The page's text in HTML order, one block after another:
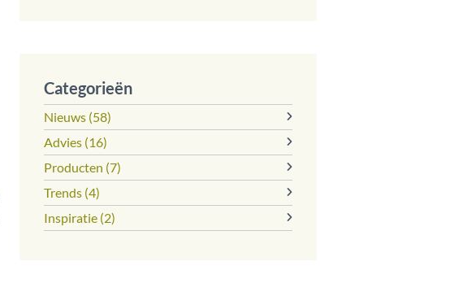
Categorieën
Nieuws (58)
Advies (16)
Producten (7)
Trends (4)
Inspiratie (2)